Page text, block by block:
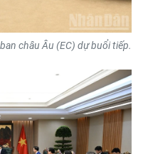
châu Âu (EC) dự buổi tiếp.